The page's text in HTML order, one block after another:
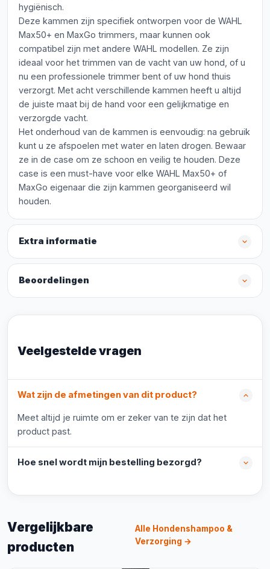
hygiënisch.
Deze kammen zijn specifiek ontworpen voor de WAHL
Max50+ en MaxGo trimmers, maar kunnen ook
compatibel zijn met andere WAHL modellen. Ze zijn
ideaal voor het trimmen van de vacht van uw hond, of u
nu een professionele trimmer bent of uw hond thuis
verzorgt. Met acht verschillende kammen heeft u altijd
de juiste maat bij de hand voor een gelijkmatige en
verzorgde vacht.
Het onderhoud van de kammen is eenvoudig: na gebruik
kunt u ze afspoelen met water en laten drogen. Bewaar
ze in de case om ze schoon en veilig te houden. Deze
case is een must-have voor elke WAHL Max50+ of
MaxGo eigenaar die zijn kammen georganiseerd wil
houden.
Extra informatie
Beoordelingen
Veelgestelde vragen
Wat zijn de afmetingen van dit product?
Meet altijd je ruimte om er zeker van te zijn dat het
product past.
Hoe snel wordt mijn bestelling bezorgd?
Vergelijkbare
producten
Alle Hondenshampoo &
Verzorging →